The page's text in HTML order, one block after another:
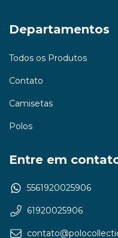
Departamentos
Todos os Produtos
Contato
Camisetas
Polos
Entre em
5561920025906
61920025906